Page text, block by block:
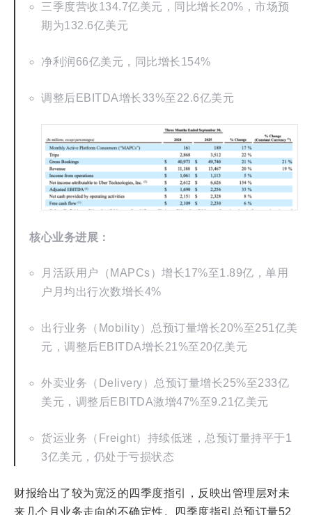
三季度营收134.7亿美元，同比增长20%，市场预
期为132.6亿美元
净利润66亿美元，同比增长154%
调整后EBITDA增长33%至22.6亿美元
核心业务进展：
月活跃用户（MAPCs）增长17%至1.89亿，单用
户月均出行次数增长4%
出行业务（Mobility）总预订量增长20%至251亿美
元，调整后EBITDA增长21%至20亿美元
外卖业务（Delivery）总预订量增长25%至233亿
美元，调整后EBITDA激增47%至9.21亿美元
货运业务（Freight）持续低迷，总预订量持平于1
3亿美元，仍处于亏损状态
财报给出了较为宽泛的四季度指引，反映出管理层对未
来几个月业务走向的不确定性。四季度指引总预订量52